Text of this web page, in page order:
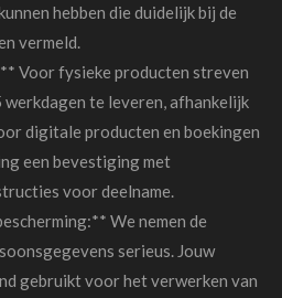
hebben die duidelijk bij de
vermeld.
Voor fysieke producten streven
werkdagen te leveren, afhankelijk
digitale producten en boekingen
een bevestiging met
voor deelname.
We nemen de
serieus. Jouw
gebruikt voor het verwerken van